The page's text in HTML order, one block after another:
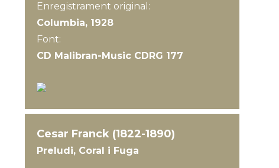
Enregistrament original:
Columbia, 1928
Font:
CD Malibran-Music CDRG 177
Cesar Franck (1822-1890)
Preludi, Coral i Fuga